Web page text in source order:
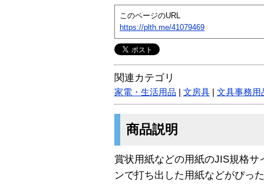
このページのURL
https://plth.me/41079469
関連カテゴリ
家電・生活用品 文房具 文具事務用
商品説明
賞状用紙などの用紙のJIS規格サ
ンで打ち出した用紙などがぴっ